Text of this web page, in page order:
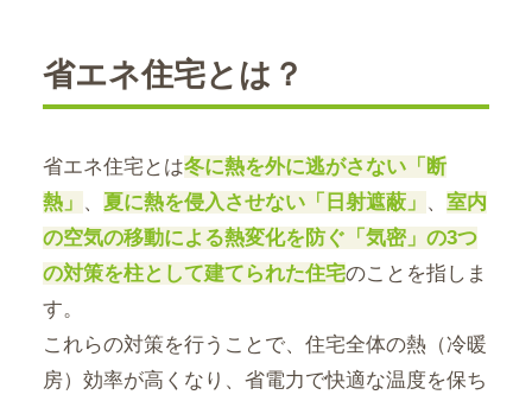
省エネ住宅とは？
省エネ住宅とは冬に熱を外に逃がさない「断
熱」 、 夏に熱を侵入させない「日射遮蔽」 、 室内
の空気の移動による熱変化を防ぐ「気密」の3つ
の対策を柱として建てられた住宅のことを指しま
す。
これらの対策を行うことで、住宅全体の熱（冷暖
房）効率が高くなり、省電力で快適な温度を保ち